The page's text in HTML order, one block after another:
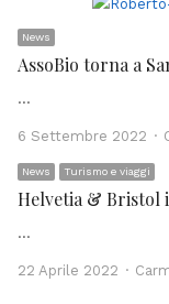
News
AssoBio torna a
…
6 Settembre 2022
News Turismo e viaggi
Helvetia & Bristol
…
22 Aprile 2022